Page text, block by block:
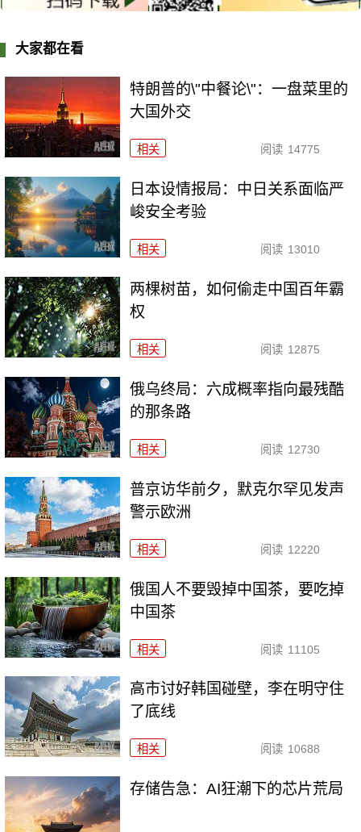
大家都在看
特朗普的\"中餐论\"：一盘菜里的
大国外交
相关 阅读 14775
日本设情报局：中日关系面临严
峻安全考验
相关 阅读 13010
两棵树苗，如何偷走中国百年霸
权
相关 阅读 12875
俄乌终局：六成概率指向最残酷
的那条路
相关 阅读 12730
普京访华前夕，默克尔罕见发声
警示欧洲
相关 阅读 12220
俄国人不要毁掉中国茶，要吃掉
中国茶
相关 阅读 11105
高市讨好韩国碰壁，李在明守住
了底线
相关 阅读 10688
存储告急：AI狂潮下的芯片荒局